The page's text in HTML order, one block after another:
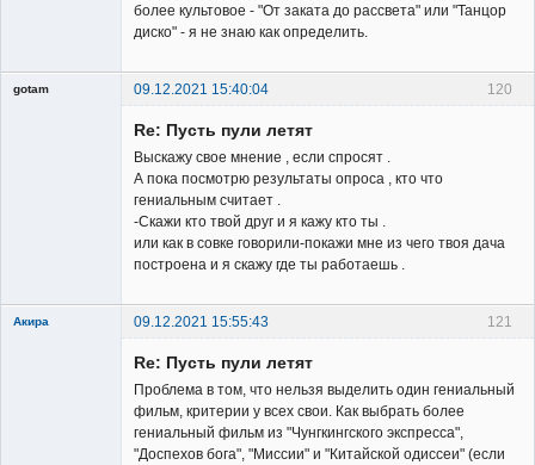
более культовое - "От заката до рассвета" или "Танцор
диско" - я не знаю как определить.
120
gotam
09.12.2021 15:40:04
Re: Пусть пули летят
Выскажу свое мнение , если спросят .
А пока посмотрю результаты опроса , кто что
гениальным считает .
-Скажи кто твой друг и я кажу кто ты .
или как в совке говорили-покажи мне из чего твоя дача
построена и я скажу где ты работаешь .
121
Акира 09.12.2021 15:55:43
Re: Пусть пули летят
Проблема в том, что нельзя выделить один гениальный
фильм, критерии у всех свои. Как выбрать более
гениальный фильм из "Чунгкингского экспресса",
"Доспехов бога", "Миссии" и "Китайской одиссеи" (если